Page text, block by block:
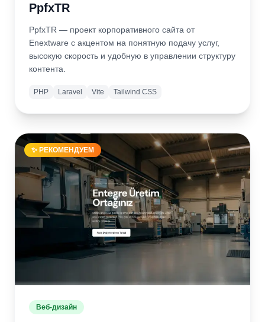
PpfxTR
PpfxTR — проект корпоративного сайта от
Enextware с акцентом на понятную подачу услуг,
высокую скорость и удобную в управлении структуру
контента.
PHP Laravel Vite Tailwind CSS
✨ РЕКОМЕНДУЕМ
сайт
Веб-дизайн